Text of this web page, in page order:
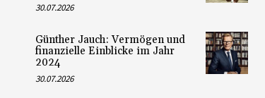
30.07.2026
Günther Jauch: Vermögen und
finanzielle Einblicke im Jahr
2024
30.07.2026